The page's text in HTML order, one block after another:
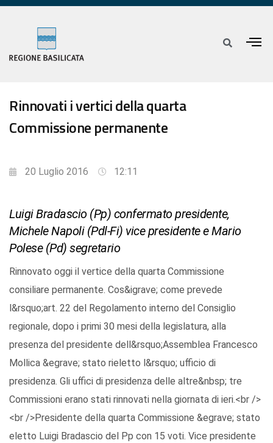
Rinnovati i vertici della quarta
Commissione permanente
20 Luglio 2016 12:11
Luigi Bradascio (Pp) confermato presidente,
Michele Napoli (Pdl-Fi) vice presidente e Mario
Polese (Pd) segretario
Rinnovato oggi il vertice della quarta Commissione
consiliare permanente. Cos&igrave; come prevede
l&rsquo;art. 22 del Regolamento interno del Consiglio
regionale, dopo i primi 30 mesi della legislatura, alla
presenza del presidente dell&rsquo;Assemblea Francesco
Mollica &egrave; stato rieletto l&rsquo; ufficio di
presidenza. Gli uffici di presidenza delle altre&nbsp; tre
Commissioni erano stati rinnovati nella giornata di ieri.<br />
<br />Presidente della quarta Commissione &egrave; stato
eletto Luigi Bradascio del Pp con 15 voti. Vice presidente